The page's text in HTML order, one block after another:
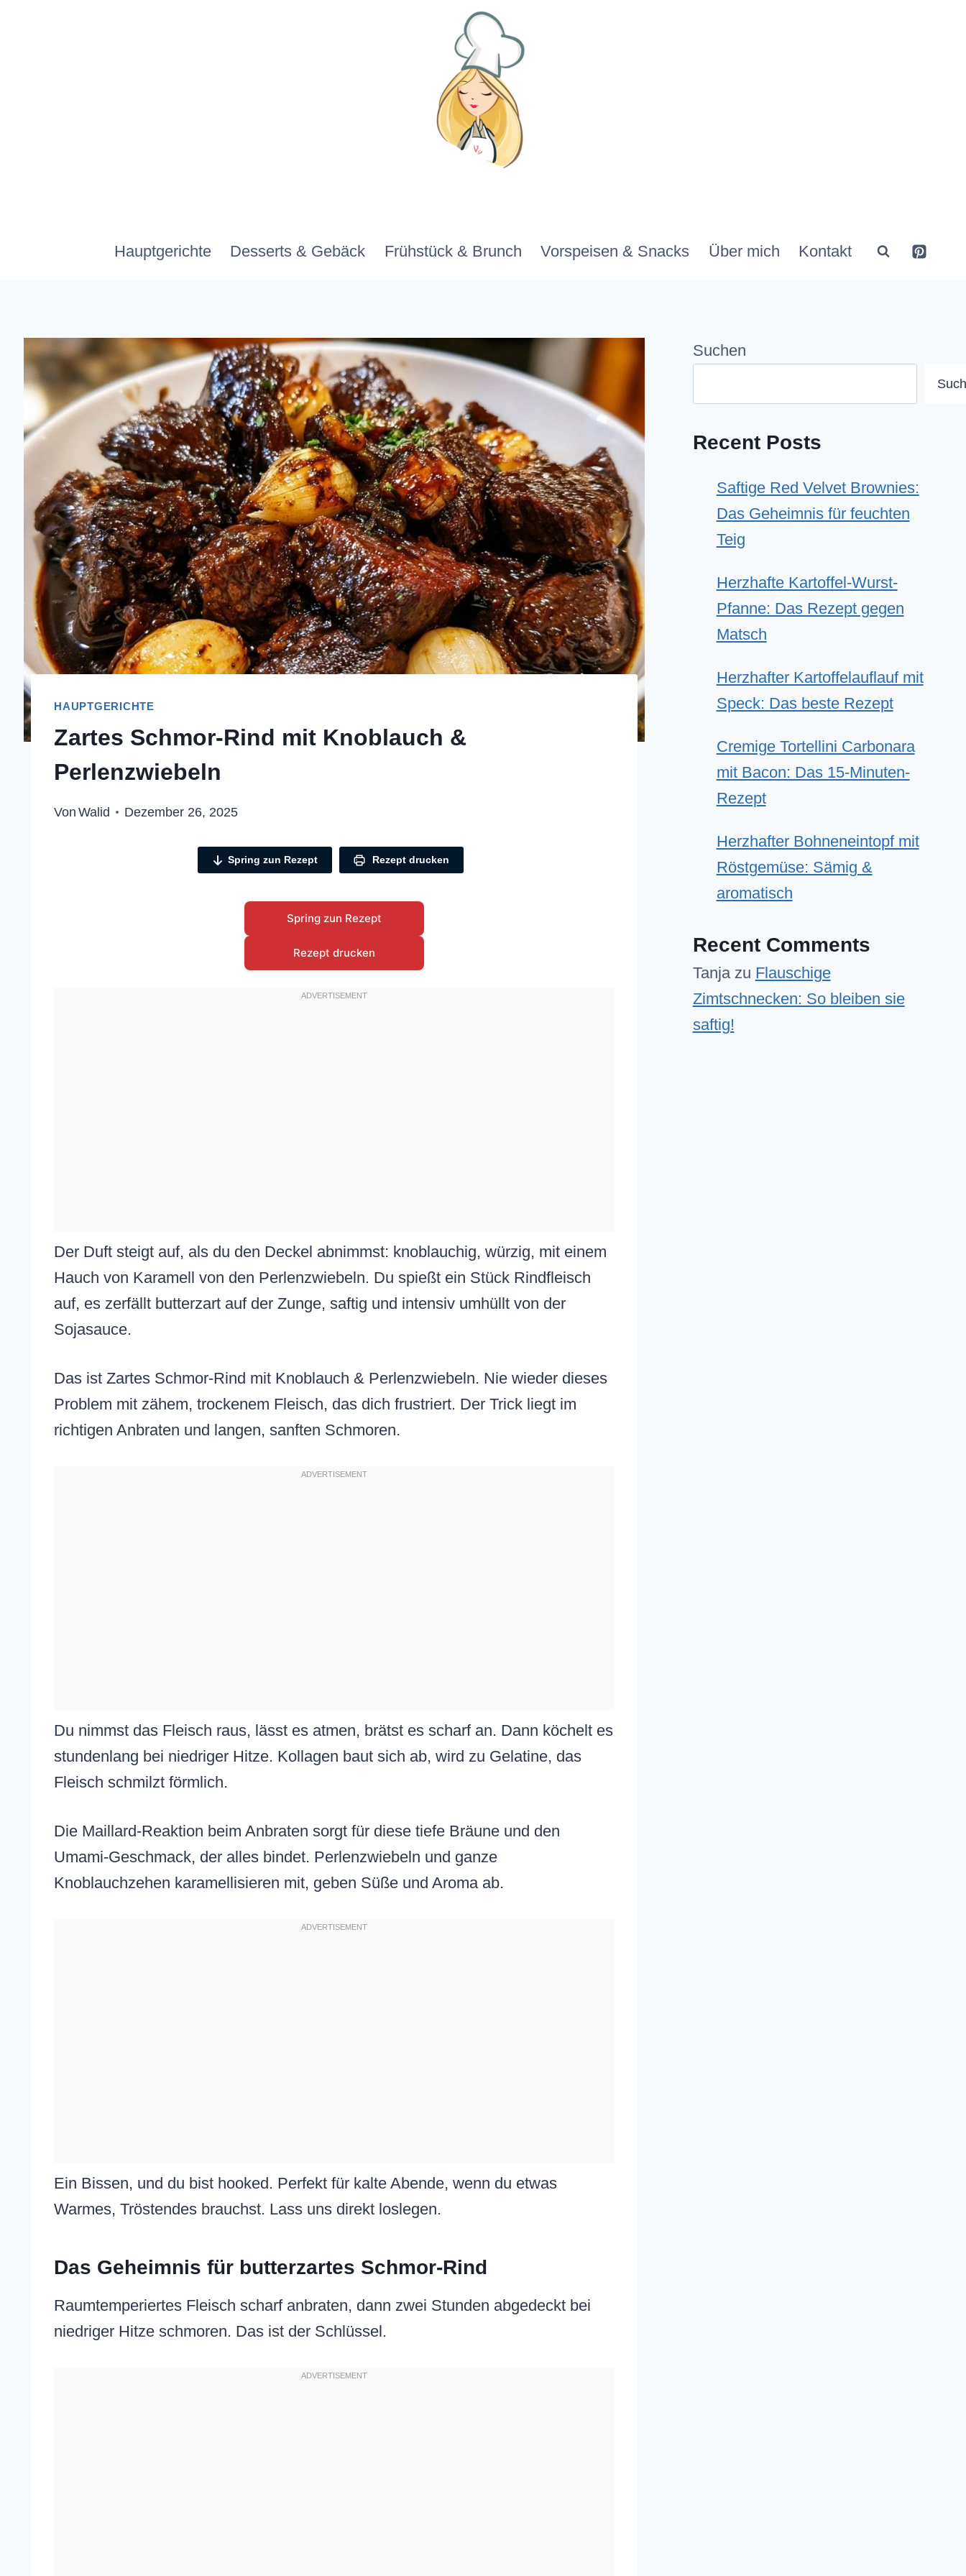
Hauptgerichte Desserts & Gebäck Frühstück & Brunch Vorspeisen & Snacks Über mich Kontakt
HAUPTGERICHTE
Zartes Schmor-Rind mit Knoblauch &
Perlenzwiebeln
Von Walid Dezember 26, 2025
Spring zun Rezept Rezept drucken
Spring zun Rezept
Rezept drucken
Der Duft steigt auf, als du den Deckel abnimmst: knoblauchig, würzig, mit einem
Hauch von Karamell von den Perlenzwiebeln. Du spießt ein Stück Rindfleisch
auf, es zerfällt butterzart auf der Zunge, saftig und intensiv umhüllt von der
Sojasauce.
Das ist Zartes Schmor-Rind mit Knoblauch & Perlenzwiebeln. Nie wieder dieses
Problem mit zähem, trockenem Fleisch, das dich frustriert. Der Trick liegt im
richtigen Anbraten und langen, sanften Schmoren.
Du nimmst das Fleisch raus, lässt es atmen, brätst es scharf an. Dann köchelt es
stundenlang bei niedriger Hitze. Kollagen baut sich ab, wird zu Gelatine, das
Fleisch schmilzt förmlich.
Die Maillard-Reaktion beim Anbraten sorgt für diese tiefe Bräune und den
Umami-Geschmack, der alles bindet. Perlenzwiebeln und ganze
Knoblauchzehen karamellisieren mit, geben Süße und Aroma ab.
Ein Bissen, und du bist hooked. Perfekt für kalte Abende, wenn du etwas
Warmes, Tröstendes brauchst. Lass uns direkt loslegen.
Das Geheimnis für butterzartes Schmor-Rind
Raumtemperiertes Fleisch scharf anbraten, dann zwei Stunden abgedeckt bei
niedriger Hitze schmoren. Das ist der Schlüssel.
Suchen
Recent Posts
Saftige Red Velvet Brownies:
Das Geheimnis für feuchten
Teig
Herzhafte Kartoffel-Wurst-
Pfanne: Das Rezept gegen
Matsch
Herzhafter Kartoffelauflauf mit
Speck: Das beste Rezept
Cremige Tortellini Carbonara
mit Bacon: Das 15-Minuten-
Rezept
Herzhafter Bohneneintopf mit
Röstgemüse: Sämig &
aromatisch
Recent Comments
Tanjazu Flauschige
Zimtschnecken: So bleiben sie
saftig!